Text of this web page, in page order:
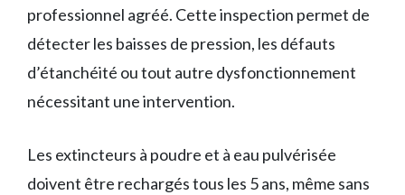
professionnel agréé. Cette inspection permet de
détecter les baisses de pression, les défauts
d’étanchéité ou tout autre dysfonctionnement
nécessitant une intervention.
Les extincteurs à poudre et à eau pulvérisée
doivent être rechargés tous les 5 ans, même sans